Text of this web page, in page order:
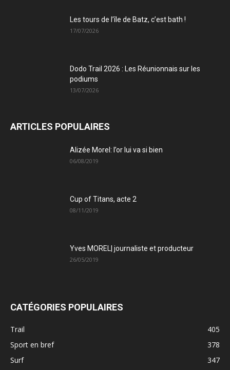
Les tours de l’île de Batz, c’est bath !
17/07/2026
Dodo Trail 2026 : Les Réunionnais sur les
podiums
13/07/2026
ARTICLES POPULAIRES
Alizée Morel: l’or lui va si bien
06/08/2019
Cup of Titans, acte 2
08/11/2019
Yves MOREL| journaliste et producteur
26/05/2019
CATÉGORIES POPULAIRES
Trail
405
Sport en bref
378
Surf
347